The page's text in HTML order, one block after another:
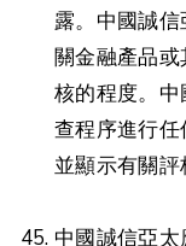
露。中國誠
關金融產品
核的程度。
查程序進行任
並顯示有關評
中國誠信亞